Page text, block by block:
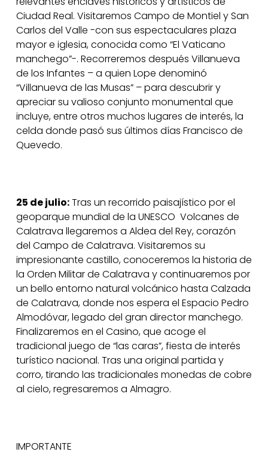
Ciudad Real. Visitaremos Campo de Montiel y San
Carlos del Valle -con sus espectaculares plaza
mayor e iglesia, conocida como “El Vaticano
manchego”-. Recorreremos después Villanueva
de los Infantes – a quien Lope denominó
“Villanueva de las Musas” – para descubrir y
apreciar su valioso conjunto monumental que
incluye, entre otros muchos lugares de interés, la
celda donde pasó sus últimos días Francisco de
Quevedo.
25 de julio:Tras un recorrido paisajístico por el
geoparque mundial de la UNESCO Volcanes de
Calatrava llegaremos a Aldea del Rey, corazón
del Campo de Calatrava. Visitaremos su
impresionante castillo, conoceremos la historia de
la Orden Militar de Calatrava y continuaremos por
un bello entorno natural volcánico hasta Calzada
de Calatrava, donde nos espera el Espacio Pedro
Almodóvar, legado del gran director manchego.
Finalizaremos en el Casino, que acoge el
tradicional juego de “las caras”, fiesta de interés
turístico nacional. Tras una original partida y
corro, tirando las tradicionales monedas de cobre
al cielo, regresaremos a Almagro.
IMPORTANTE